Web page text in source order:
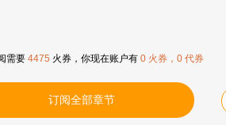
需要 4475 火券，你现在账户有 0 火券，0 代券
订阅全部章节